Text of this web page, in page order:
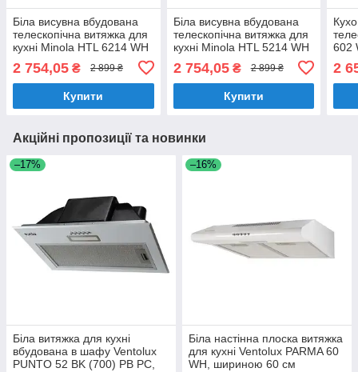
Біла висувна вбудована
телескопічна витяжка для
кухні Minola HTL 6214 WH
700 LED. шириною 60 см
2 754,05 ₴ 2 899 ₴
Купити
Біла висувна вбудована
телескопічна витяжка для
кухні Minola HTL 5214 WH
700 LED, шириною 50 см
2 754,05₴ 2 899 ₴
Купити
602
2
Акційні пропозиції та новинки
–17%
Біла витяжка для кухні
вбудована в шафу Ventolux
PUNTO 52 BK (700) PB PC,
–16%
Біла настінна плоска витяжка
для кухні Ventolux PARMA 60
WH, шириною 60 см